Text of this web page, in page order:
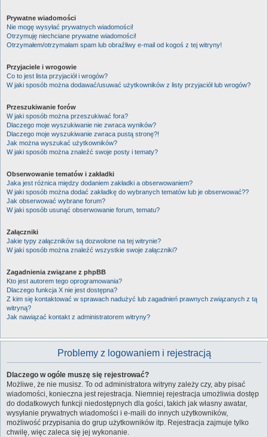
Prywatne wiadomości
Nie mogę wysyłać prywatnych wiadomości!
Otrzymuję niechciane prywatne wiadomości!
Otrzymałem/otrzymałam spam lub obraźliwy e-mail od kogoś z tej witryny!
Przyjaciele i wrogowie
Co to jest lista przyjaciół i wrogów?
W jaki sposób można dodawać/usuwać użytkowników z listy przyjaciół lub wrogów?
Przeszukiwanie forów
W jaki sposób można przeszukiwać fora?
Dlaczego moje wyszukiwanie nie zwraca wyników?
Dlaczego moje wyszukiwanie zwraca pustą stronę?!
Jak można wyszukać użytkowników?
W jaki sposób można znaleźć swoje posty i tematy?
Obserwowanie tematów i zakładki
Jaka jest różnica między dodaniem zakładki a obserwowaniem?
W jaki sposób można dodać zakładkę do wybranych tematów lub je obserwować??
Jak obserwować wybrane forum?
W jaki sposób usunąć obserwowanie forum, tematu?
Załączniki
Jakie typy załączników są dozwolone na tej witrynie?
W jaki sposób można znaleźć wszystkie swoje załączniki?
Zagadnienia związane z phpBB
Kto jest autorem tego oprogramowania?
Dlaczego funkcja X nie jest dostępna?
Z kim się kontaktować w sprawach nadużyć lub zagadnień prawnych związanych z tą
witryną?
Jak nawiązać kontakt z administratorem witryny?
Problemy z logowaniem i rejestracją
Dlaczego w ogóle muszę się rejestrować?
Możliwe, że nie musisz. To od administratora witryny zależy czy, aby pisać
wiadomości, konieczna jest rejestracja. Niemniej rejestracja umożliwia dostęp
do dodatkowych funkcji niedostępnych dla gości, takich jak własny awatar,
wysyłanie prywatnych wiadomości i e-maili do innych użytkowników,
możliwość przypisania do grup użytkowników itp. Rejestracja zajmuje tylko
chwilę, więc zaleca się jej wykonanie.